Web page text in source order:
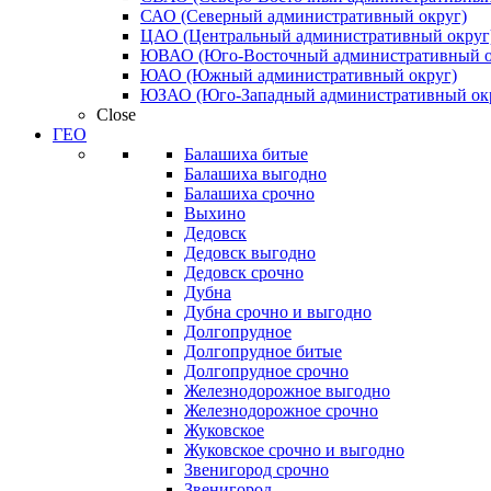
САО (Северный административный округ)
ЦАО (Центральный административный
ЮВАО (Юго-Восточный административный
ЮАО (Южный административный округ)
ЮЗАО (Юго-Западный административный
Close
ГЕО
Балашиха битые
Балашиха выгодно
Балашиха срочно
Выхино
Дедовск
Дедовск выгодно
Дедовск срочно
Дубна
Дубна срочно и выгодно
Долгопрудное
Долгопрудное битые
Долгопрудное срочно
Железнодорожное выгодно
Железнодорожное срочно
Жуковское
Жуковское срочно и выгодно
Звенигород срочно